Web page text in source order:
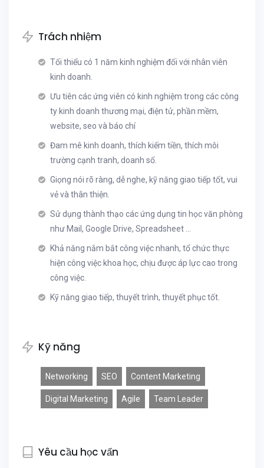
Trách nhiệm
Tối thiểu có 1 năm kinh nghiệm đối với nhân viên
kinh doanh.
Ưu tiên các ứng viên có kinh nghiệm trong các công
ty kinh doanh thương mại, điện tử, phần mềm,
website, seo và báo chí
Đam mê kinh doanh, thích kiếm tiền, thích môi
trường cạnh tranh, doanh số.
Giọng nói rõ ràng, dễ nghe, kỹ năng giao tiếp tốt, vui
vẻ và thân thiện.
Sử dụng thành thạo các ứng dụng tin học văn phòng
như Mail, Google Drive, Spreadsheet ...
Khả năng nắm bắt công việc nhanh, tổ chức thực
hiện công việc khoa học, chịu được áp lực cao trong
công việc.
Kỹ năng giao tiếp, thuyết trình, thuyết phục tốt.
Kỹ năng
Networking SEO Content Marketing
Digital Marketing Agile Team Leader
Yêu cầu học vấn